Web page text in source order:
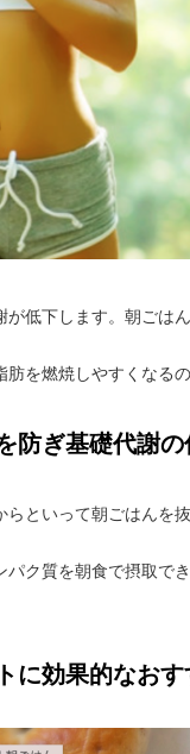
が低下します。朝ごは
肪を燃焼しやすくなる
防ぎ基礎代謝
らといって朝ごはんを
パク質を朝食で摂取で
に効果的なお